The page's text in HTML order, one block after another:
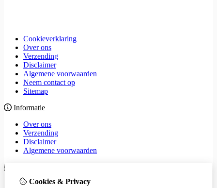
Cookieverklaring
Over ons
Verzending
Disclaimer
Algemene voorwaarden
Neem contact op
Sitemap
Informatie
Over ons
Verzending
Disclaimer
Algemene voorwaarden
Merken
Cookies & Privacy